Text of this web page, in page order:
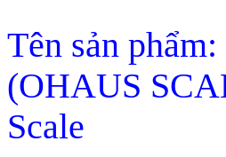
Tên sản
(OHAUS
Scale